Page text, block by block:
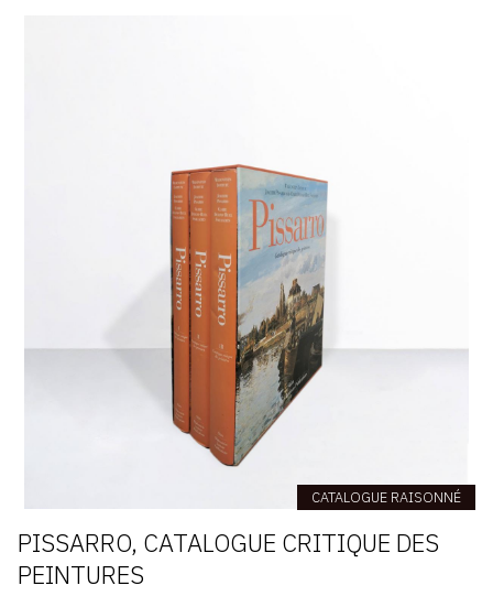
CATALOGUE RAISONNÉ
PISSARRO, CATALOGUE CRITIQUE DES
PEINTURES